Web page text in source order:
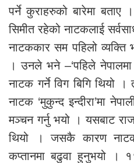
पर्ने कुराहरुको बारेमा बताए
सिमीत रहेको नाटकलाई
नाटककार सम पहिलो व्यक्ति
। उनले भने –‘पहिले नेपालमा
नाटक गर्ने विग बिगि थियो
नाटक ‘मुकुन्द इन्दीरा’मा
मञ्चन गर्नु भयो । यसबाट
थियो । जसकै कारण
कप्तानमा बढुवा हुनुभयो ।